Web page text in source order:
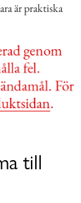
är praktiska
till